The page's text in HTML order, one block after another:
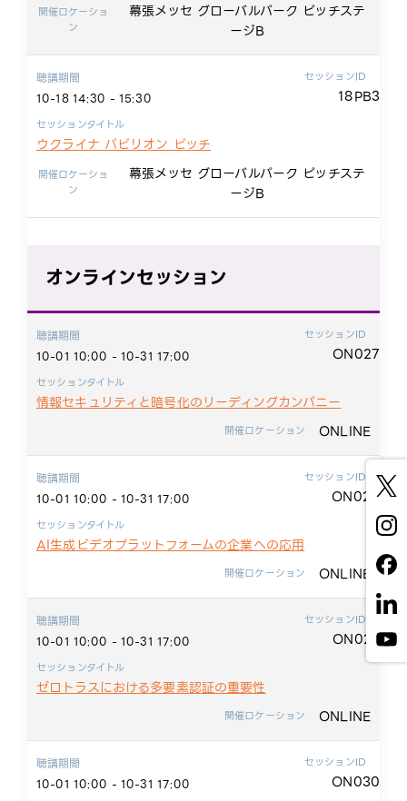
開催ロケーショ
ン
幕張メッセ グローバルパーク ピッチステ
ージB
聴講期間
10-18 14:30 - 15:30
セッションID
18PB3
セッションタイトル
ウクライナ パビリオン ピッチ
開催ロケーショ
ン
幕張メッセ グローバルパーク ピッチステ
ージB
オンラインセッション
聴講期間
10-01 10:00 - 10-31 17:00
セッションID
ON027
セッションタイトル
情報セキュリティと暗号化のリーディングカンパニー
開催ロケーション ONLINE
聴講期間
10-01 10:00 - 10-31 17:00
セッションID
ON028
セッションタイトル
AI生成ビデオプラットフォームの企業への応用
開催ロケーション ONLINE
聴講期間
10-01 10:00 - 10-31 17:00
セッションID
ON029
セッションタイトル
ゼロトラスにおける多要素認証の重要性
開催ロケーション ONLINE
聴講期間
10-01 10:00 - 10-31 17:00
セッションID
ON030